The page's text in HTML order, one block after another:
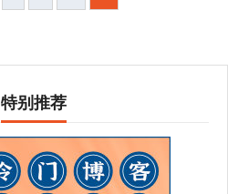
特别推荐